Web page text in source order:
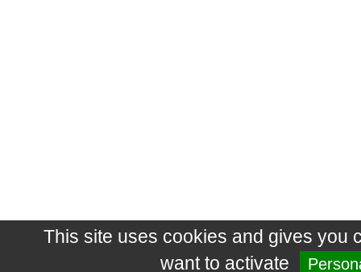
This site uses cookies and gives you
want to activate